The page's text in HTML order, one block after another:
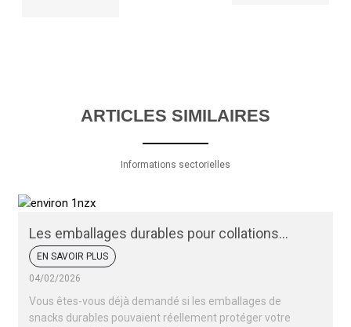
ARTICLES SIMILAIRES
Informations sectorielles
Les emballages durables pour collations
peuvent-ils protéger vos produits ?
EN SAVOIR PLUS
04/02/2026
Vous êtes-vous déjà demandé si les emballages de
snacks durables pouvaient réellement protéger votre